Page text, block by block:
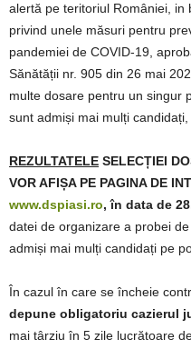
alertă pe teritoriul României, in
privind unele măsuri pentru
pandemiei de COVID-19,
Sănătății nr. 905 din 26 mai
multe dosare pentru un singur
sunt admiși mai mulți
REZULTATELE SELECȚIEI
VOR AFIȘA PE PAGINA DE
www.dspiasi.ro, în data de
datei de organizare a probei
admiși mai mulți candidați pe
În cazul în care se încheie
depune obligatoriu cazierul
mai târziu în 5 zile lucrătoare